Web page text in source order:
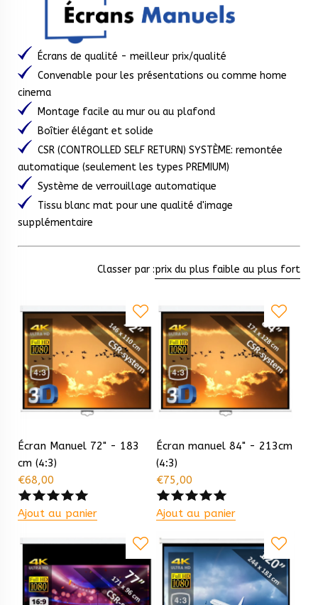
Écrans de qualité - meilleur prix/qualité
Convenable pour les présentations ou comme home
cinema
Montage facile au mur ou au plafond
Boîtier élégant et solide
CSR (CONTROLLED SELF RETURN) SYSTÈME: remontée
automatique (seulement les types PREMIUM)
Système de verrouillage automatique
Tissu blanc mat pour une qualité d'image
supplémentaire
Classer par :prix du plus faible au plus fort
Écran Manuel 72" - 183
cm (4:3)
€68,00
Ajout au panier
Écran manuel 84" - 213cm
(4:3)
€75,00
Ajout au panier